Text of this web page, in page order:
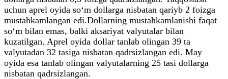
uchun aprel oyida so‘m dollarga nisbatan qariyb 2 foizga
mustahkamlangan edi.Dollarning mustahkamlanishi faqat
so‘m bilan emas, balki aksariyat valyutalar bilan
kuzatilgan. Aprel oyida dollar tanlab olingan 39 ta
valyutadan 32 tasiga nisbatan qadrsizlangan edi. May
oyida esa tanlab olingan valyutalarning 25 tasi dollarga
nisbatan qadrsizlangan.